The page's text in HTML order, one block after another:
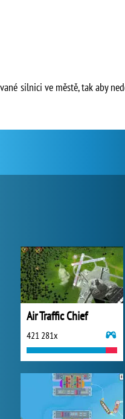
silnici ve městě, tak aby
Air Traffic Chief
421 281x